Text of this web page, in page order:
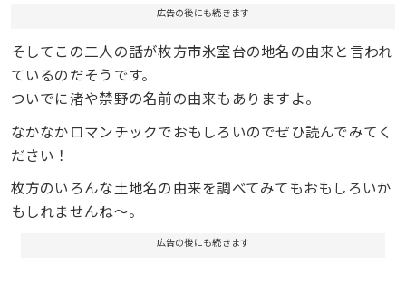
広告の後にも続きます
そしてこの二人の話が枚方市氷室台の地名の由来と言われ
ているのだそうです。
ついでに渚や禁野の名前の由来もありますよ。
なかなかロマンチックでおもしろいのでぜひ読んでみてく
ださい！
枚方のいろんな土地名の由来を調べてみてもおもしろいか
もしれませんね～。
広告の後にも続きます